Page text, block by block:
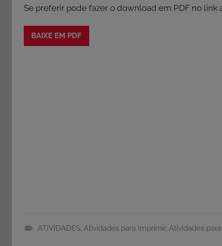
Se preferir pode fazer o download em PDF no link
BAIXE EM PDF
ATIVIDADES, Atividades para Imprimir, Atividades